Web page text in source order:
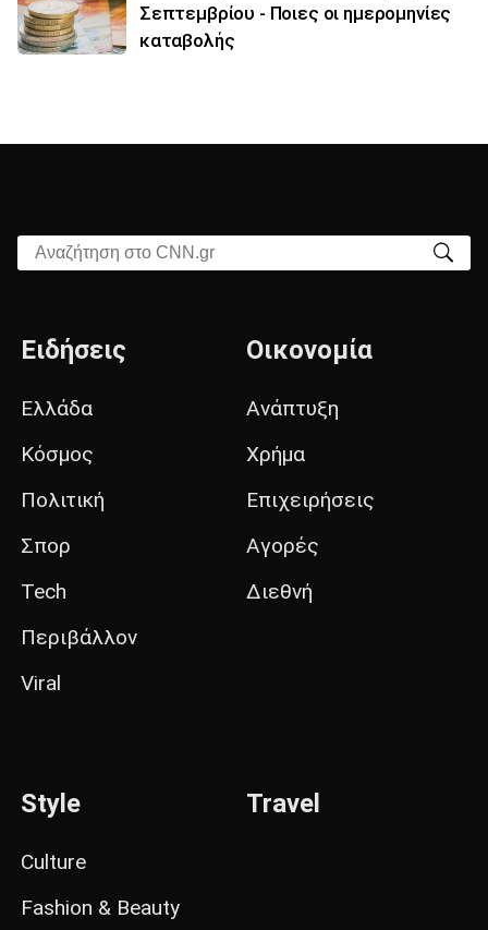
Σεπτεμβρίου - Ποιες οι ημερομηνίες
καταβολής
Αναζήτηση στο CNN.gr
Ειδήσεις
Ελλάδα
Κόσμος
Πολιτική
Σπορ
Tech
Περιβάλλον
Viral
Οικονομία
Ανάπτυξη
Χρήμα
Επιχειρήσεις
Αγορές
Διεθνή
Style
Culture
Fashion & Beauty
Travel